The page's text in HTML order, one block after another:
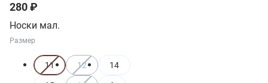
280 ₽
Носки мал.
Размер
11 12 14